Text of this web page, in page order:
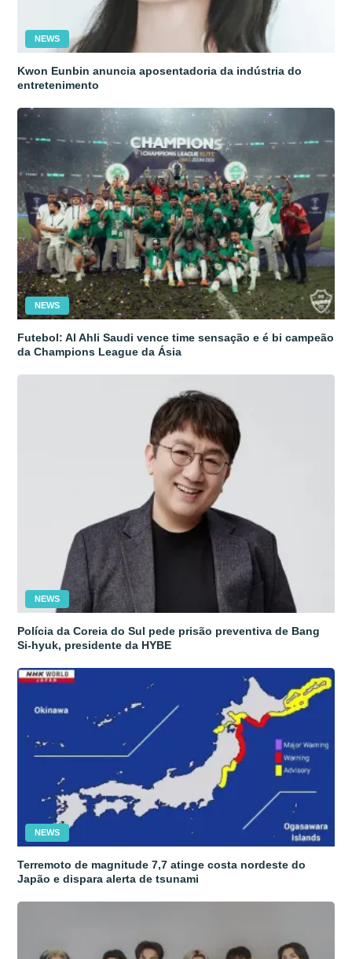
NEWS
Kwon Eunbin anuncia aposentadoria da indústria do
entretenimento
NEWS
Futebol: Al Ahli Saudi vence time sensação e é bi campeão
da Champions League da Ásia
NEWS
Polícia da Coreia do Sul pede prisão preventiva de Bang
Si-hyuk, presidente da HYBE
NEWS
Terremoto de magnitude 7,7 atinge costa nordeste do
Japão e dispara alerta de tsunami